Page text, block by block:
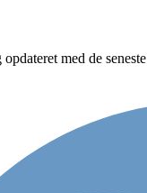
med de